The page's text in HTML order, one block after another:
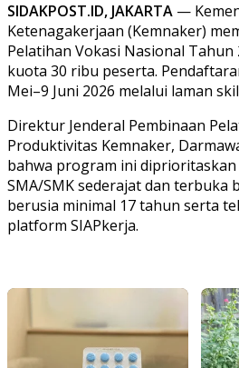
SIDAKPOST.ID, JAKARTA —
Ketenagakerjaan (Kemnaker)
Pelatihan Vokasi Nasional Tahun
kuota 30 ribu peserta.
Mei–9 Juni 2026 melalui laman
Direktur Jenderal Pembinaan
Produktivitas Kemnaker,
bahwa program ini
SMA/SMK sederajat dan terbuka
berusia minimal 17 tahun serta
platform SIAPkerja.